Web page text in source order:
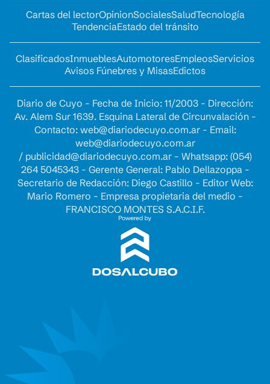
Cartas del lectorOpinionSocialesSaludTecnología
TendenciaEstado del tránsito
ClasificadosInmueblesAutomotoresEmpleosServicios
Avisos Fúnebres y MisasEdictos
Diario de Cuyo - Fecha de Inicio: 11/2003 - Dirección:
Av. Alem Sur 1639. Esquina Lateral de Circunvalación -
Contacto: web@diariodecuyo.com.ar- Email:
web@diariodecuyo.com.ar
/ publicidad@diariodecuyo.com.ar- Whatsapp: (054)
264 5045343 - Gerente General: Pablo Dellazoppa -
Secretario de Redacción: Diego Castillo - Editor Web:
Mario Romero - Empresa propietaria del medio -
FRANCISCO MONTES S.A.C.I.F.